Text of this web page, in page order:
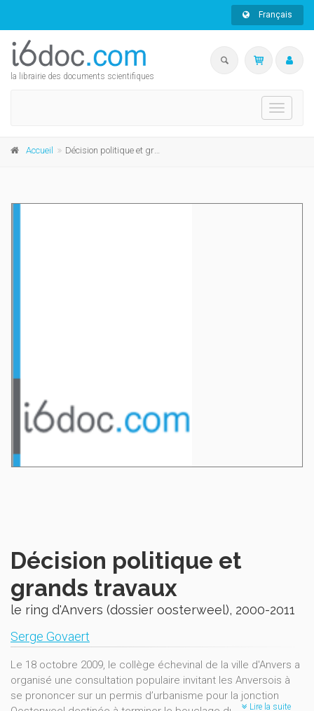
Français
la librairie des documents scientifiques
Toggle
Accueil Décision politique et grands travaux
Décision politique et
grands travaux
le ring d'Anvers (dossier oosterweel), 2000-2011
Serge Govaert
Le 18 octobre 2009, le collège échevinal de la ville d'Anvers a
organisé une consultation populaire invitant les Anversois à
se prononcer sur un permis d’urbanisme pour la jonction
Lire la suite